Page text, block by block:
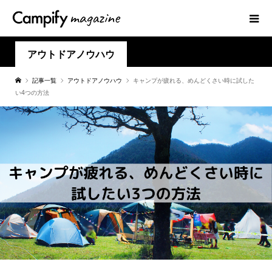
アウトドアノウハウ
記事一覧 アウトドアノウハウ
キャンプが疲れる、めんどくさい時に試した
い4つの方法